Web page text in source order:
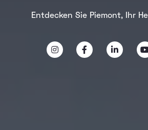
Entdecken Sie Piemont, Ihr